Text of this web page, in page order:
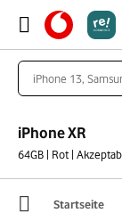
iPhone XR
64GB | Rot |
Startseite